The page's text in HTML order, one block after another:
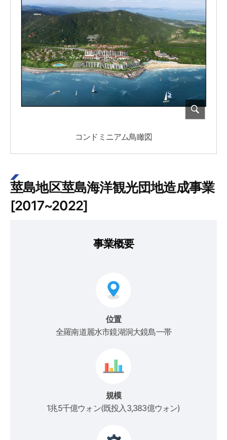
コンドミニアム鳥瞰図
莖島地区莖島海洋観光団地造成事業
[2017~2022]
事業概要
位置
全羅南道麗水市鏡湖洞大鏡島一帯
規模
1兆5千億ウォン(既投入3,383億ウォン)